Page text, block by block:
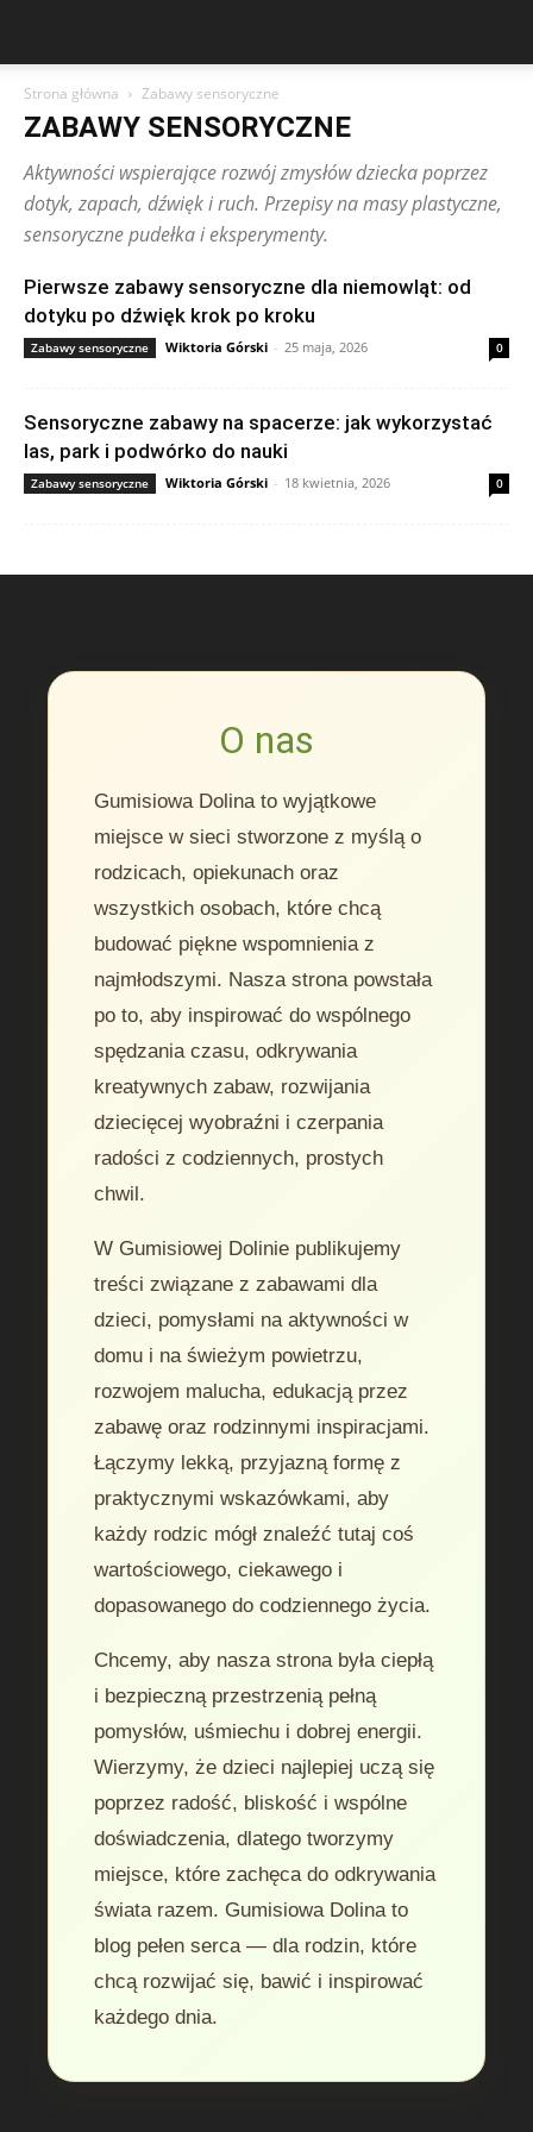
Strona główna Zabawy sensoryczne
ZABAWY SENSORYCZNE
Aktywności wspierające rozwój zmysłów dziecka poprzez
dotyk, zapach, dźwięk i ruch. Przepisy na masy plastyczne,
sensoryczne pudełka i eksperymenty.
Pierwsze zabawy sensoryczne dla niemowląt: od
dotyku po dźwięk krok po kroku
Zabawy sensoryczne Wiktoria Górski - 25 maja, 2026 0
Sensoryczne zabawy na spacerze: jak wykorzystać
las, park i podwórko do nauki
Zabawy sensoryczne Wiktoria Górski - 18 kwietnia, 2026 0
O nas
Gumisiowa Dolina to wyjątkowe
miejsce w sieci stworzone z myślą o
rodzicach, opiekunach oraz
wszystkich osobach, które chcą
budować piękne wspomnienia z
najmłodszymi. Nasza strona powstała
po to, aby inspirować do wspólnego
spędzania czasu, odkrywania
kreatywnych zabaw, rozwijania
dziecięcej wyobraźni i czerpania
radości z codziennych, prostych
chwil.
W Gumisiowej Dolinie publikujemy
treści związane z zabawami dla
dzieci, pomysłami na aktywności w
domu i na świeżym powietrzu,
rozwojem malucha, edukacją przez
zabawę oraz rodzinnymi inspiracjami.
Łączymy lekką, przyjazną formę z
praktycznymi wskazówkami, aby
każdy rodzic mógł znaleźć tutaj coś
wartościowego, ciekawego i
dopasowanego do codziennego życia.
Chcemy, aby nasza strona była ciepłą
i bezpieczną przestrzenią pełną
pomysłów, uśmiechu i dobrej energii.
Wierzymy, że dzieci najlepiej uczą się
poprzez radość, bliskość i wspólne
doświadczenia, dlatego tworzymy
miejsce, które zachęca do odkrywania
świata razem. Gumisiowa Dolina to
blog pełen serca — dla rodzin, które
chcą rozwijać się, bawić i inspirować
każdego dnia.